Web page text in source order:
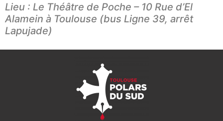
Lieu : Le Théâtre de Poche – 10 Rue d’El
Alamein à Toulouse (bus Ligne 39, arrêt
Lapujade)